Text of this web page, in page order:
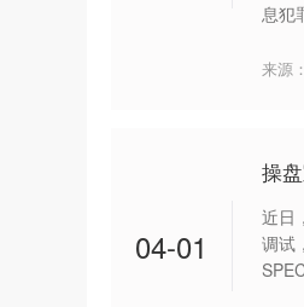
息犯
来源
04-01
操
近日
调试